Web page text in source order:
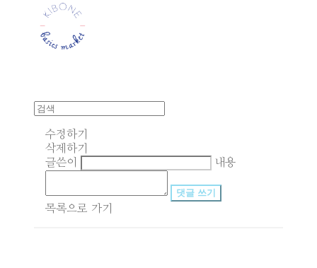
수정하기
삭제하기
글쓴이
내용
댓글 쓰기
목록으로 가기